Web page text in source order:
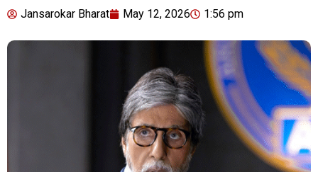
Jansarokar Bharat May 12, 2026 1:56 pm